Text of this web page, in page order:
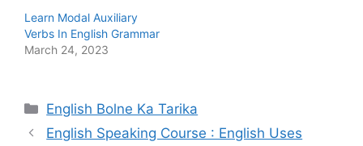
Learn Modal Auxiliary
Verbs In English Grammar
March 24, 2023
Categories
English Bolne Ka Tarika
English Speaking Course : English Uses